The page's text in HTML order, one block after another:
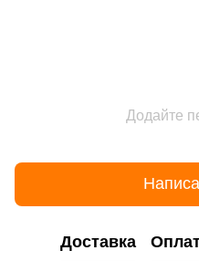
Додайте
Доставка